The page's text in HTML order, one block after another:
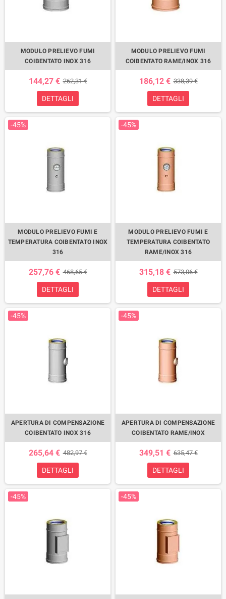
MODULO PRELIEVO FUMI
COIBENTATO INOX 316
144,27 € 262,31 €
DETTAGLI
MODULO PRELIEVO FUMI
COIBENTATO RAME/INOX 316
186,12 € 338,39 €
DETTAGLI
-45%
MODULO PRELIEVO FUMI E
TEMPERATURA COIBENTATO INOX
316
257,76 € 468,65 €
DETTAGLI
-45%
MODULO PRELIEVO FUMI E
TEMPERATURA COIBENTATO
RAME/INOX 316
315,18 € 573,06 €
DETTAGLI
-45%
APERTURA DI COMPENSAZIONE
COIBENTATO INOX 316
265,64 € 482,97 €
DETTAGLI
-45%
APERTURA DI COMPENSAZIONE
COIBENTATO RAME/INOX
349,51 € 635,47 €
DETTAGLI
-45% -45%